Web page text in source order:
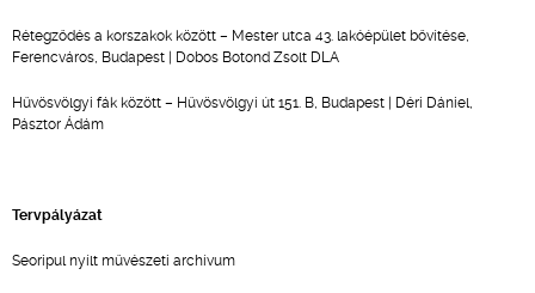
Rétegződés a korszakok között – Mester utca 43. lakóépület bővítése,
Ferencváros, Budapest | Dobos Botond Zsolt DLA
Hűvösvölgyi fák között – Hűvösvölgyi út 151. B, Budapest | Déri Dániel,
Pásztor Ádám
Tervpályázat
Seoripul nyílt művészeti archívum